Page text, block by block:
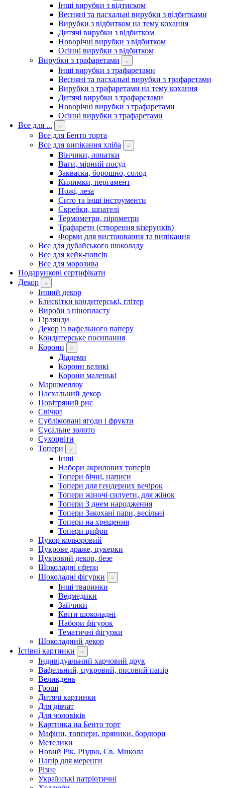
Інші вирубки з відтиском
Весняні та пасхальні вирубки з відбитками
Вирубки з відбитком на тему кохання
Дитячі вирубки з відбитком
Новорічні вирубки з відбитком
Осінні вирубки з відбитком
Вирубки з трафаретами
Інші вирубки з трафаретами
Весняні та пасхальні вирубки з трафаретами
Вирубки з трафаретами на тему кохання
Дитячі вирубки з трафаретами
Новорічні вирубки з трафаретами
Осінні вирубки з трафаретами
Все для ...
Все для Бенто торта
Все для випікання хліба
Вінчики, лопатки
Ваги, мірний посуд
Закваска, борошно, солод
Килимки, пергамент
Ножі, леза
Сито та інші інструменти
Скребки, шпателі
Термометри, пірометри
Трафарети (створення візерунків)
Форми для вистоювання та випікання
Все для дубайського шоколаду
Все для кейк-попсів
Все для морозива
Подарункові сертифікати
Декор
Інший декор
Блискітки кондитерські, глітер
Вироби з пінопласту
Гірлянди
Декор із вафельного паперу
Кондитерське посипання
Корони
Діадеми
Корони великі
Корони маленькі
Маршмеллоу
Пасхальний декор
Повітряний рис
Свічки
Сублімовані ягоди і фрукти
Сусальне золото
Сухоцвіти
Топери
Інші
Набори акрилових топерів
Топери бічні, написи
Топери для гендерних вечірок
Топери жіночі силуети, для жінок
Топери З днем ​​народження
Топери Закохані пари, весільні
Топери на хрещення
Топери цифри
Цукор кольоровий
Цукрове драже, цукерки
Цукровий декор, безе
Шоколадні сфери
Шоколадні фігурки
Інші тваринки
Ведмедики
Зайчики
Квіти шоколадні
Набори фігурок
Тематичні фігурки
Шоколадний декор
Їстівні картинки
Індивідуальний харчовий друк
Вафельний, цукровий, рисовий папір
Великдень
Гроші
Дитячі картинки
Для дівчат
Для чоловіків
Картинка на Бенто торт
Мафіни, топпери, пряники, бордюри
Метелики
Новий Рік, Різдво, Св. Микола
Папір для меренги
Різне
Українські патріотичні